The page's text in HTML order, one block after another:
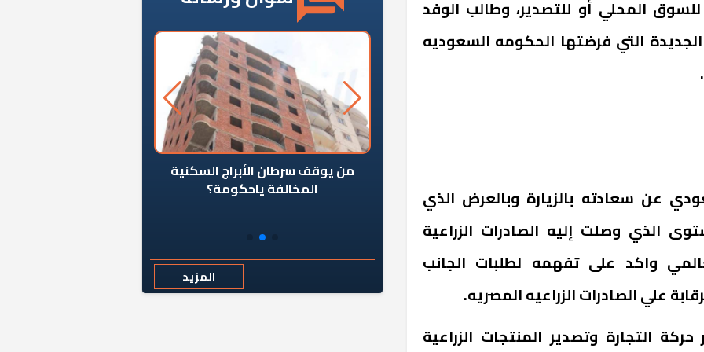
المحلي أو للتصدير، وطالب الوفد
التي فرضتها الحكومه السعوديه
عن سعادته بالزيارة وبالعرض الذي
الذي وصلت إليه الصادرات الزراعية
واكد على تفهمه لطلبات الجانب
علي الصادرات الزراعيه المصريه.
التجارة وتصدير المنتجات الزراعية
معهد العاشر من
قرارًا صائبًا؟
تعليمات الرئيس السيسي؟
من يوقف سرطان الأبراج السكنية
المخالفة ياحكومة؟
المزيد